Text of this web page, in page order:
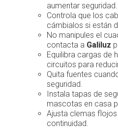
aumentar seguridad.
Controla que los
cámbialos si están
No manipules el
contacta a Galiluz
Equilibra cargas de
circuitos para
Quita fuentes
seguridad.
Instala tapas de
mascotas en casa
Ajusta clemas
continuidad.